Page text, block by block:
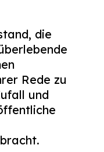
die
Rede zu
und